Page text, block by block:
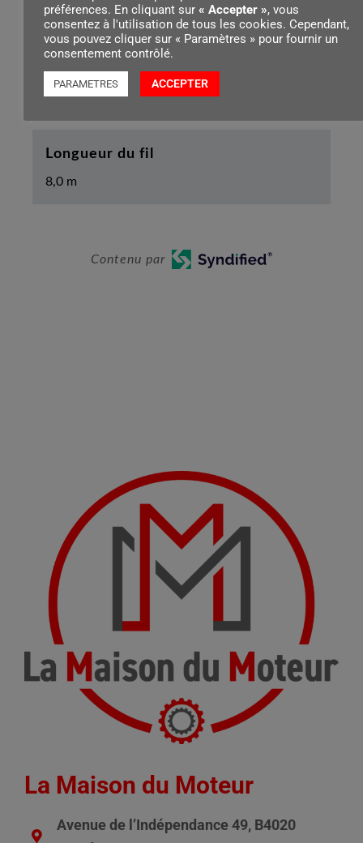
Ø 2,4 mm
Longueur du fil
8,0 m
Contenu par
La Maison du Moteur
Avenue de l’Indépendance 49, B4020
préférences. En cliquant sur « Accepter », vous
consentez à l'utilisation de tous les cookies. Cependant,
vous pouvez cliquer sur « Paramètres » pour fournir un
consentement contrôlé.
PARAMETRES ACCEPTER